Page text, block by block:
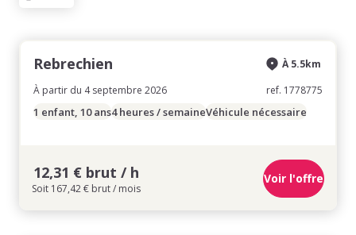
Rebrechien
À partir du 4 septembre 2026
À 5.5km
ref. 1778775
1 enfant, 10 ans4 heures / semaineVéhicule nécessaire
12,31 € brut / h
Soit 167,42 € brut / mois
Voir l'offre